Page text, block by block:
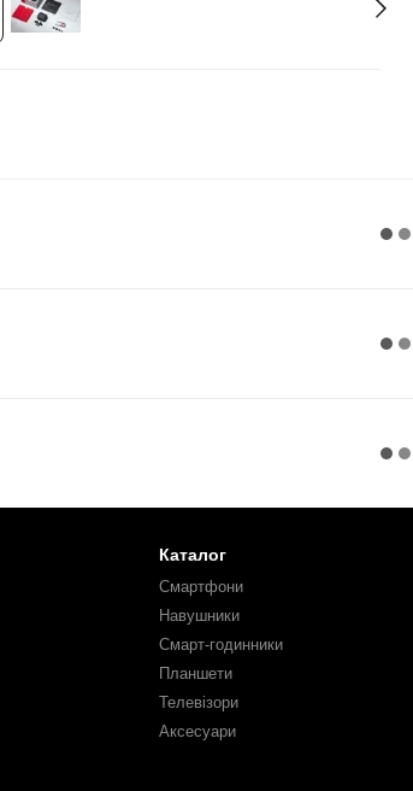
Каталог
Смартфони
Навушники
Смарт-годинники
Планшети
Телевізори
Аксесуари